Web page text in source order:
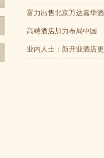
富力出售北京万达嘉华
高端酒店加力布局中国
业内人士：新开业酒店